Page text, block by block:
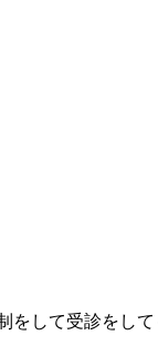
をして受診をし